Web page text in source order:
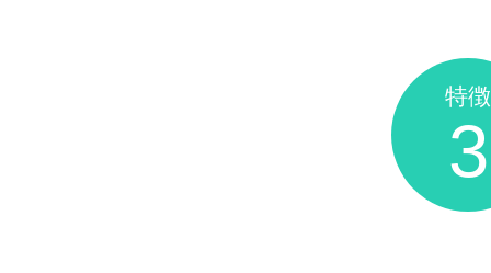
特徴
3